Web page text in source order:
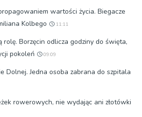
wartości życia. Biegacze
Kolbego
11:11
rolę. Borzęcin odlicza godziny do święta,
pokoleń
09:09
Dolnej. Jedna osoba zabrana do szpitala
rowerowych, nie wydając ani złotówki